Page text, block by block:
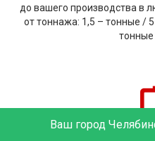
до вашего производства в
от тоннажа: 1,5 – тонные /
Ваш город